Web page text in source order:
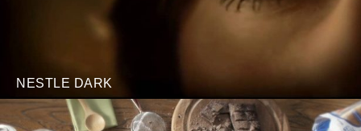
NESTLE DARK